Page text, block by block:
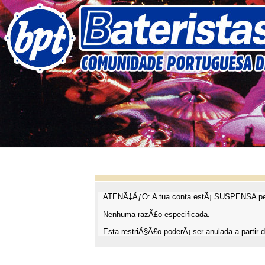
ATENÃ‡ÃƒO: A tua conta estÃ¡ SUSPENSA
Nenhuma razÃ£o especificada.
Esta restriÃ§Ã£o poderÃ¡ ser anulada a partir